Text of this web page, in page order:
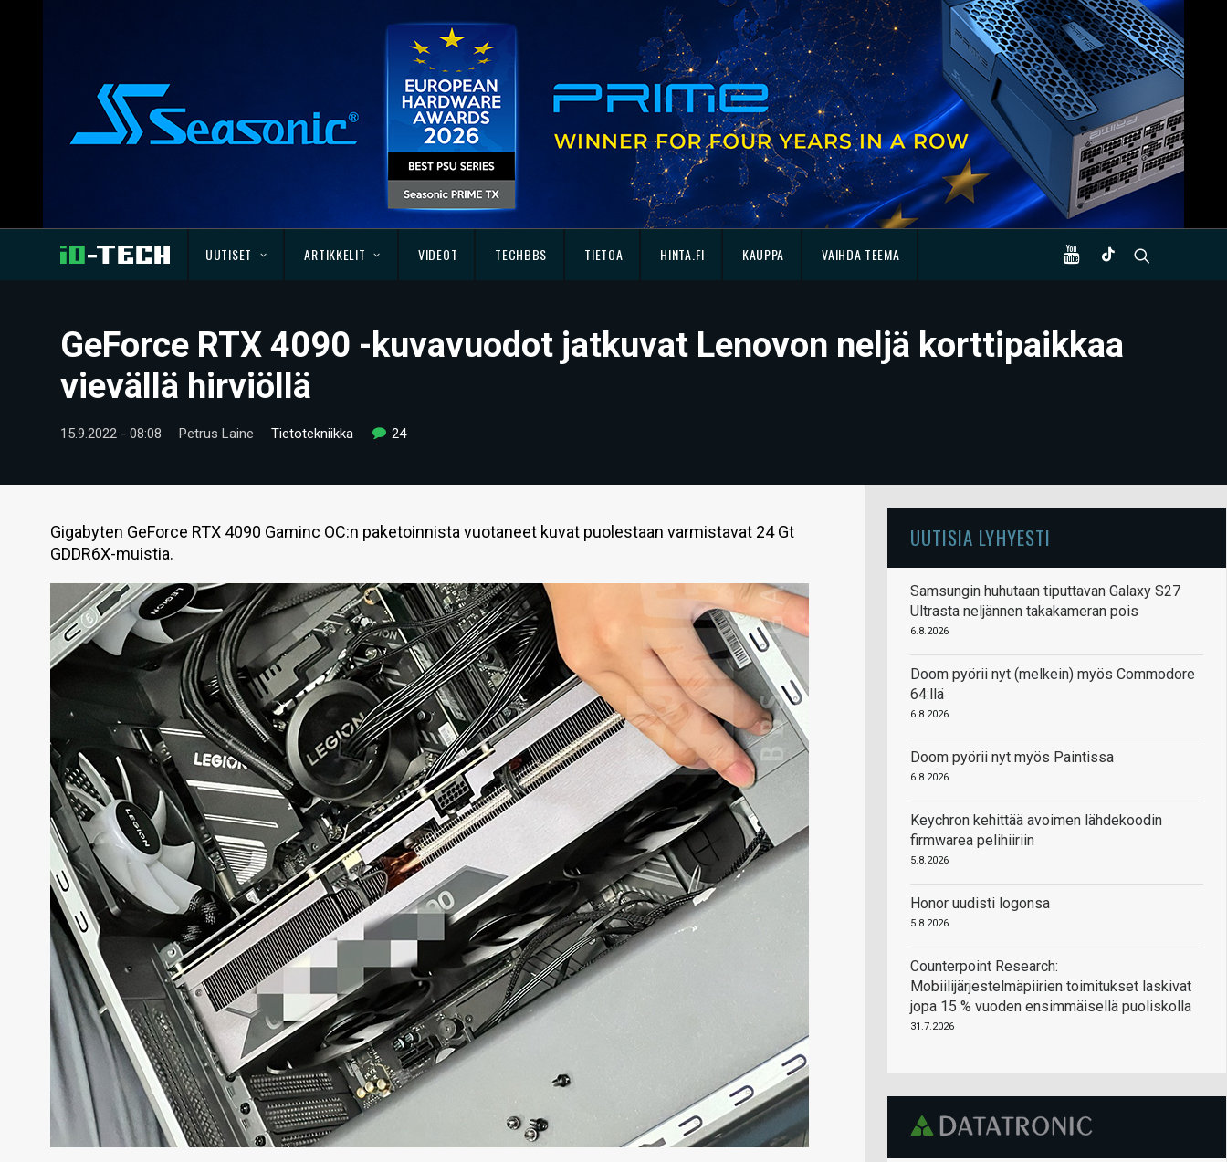
UUTISET ARTIKKELIT VIDEOT TECHBBS TIETOA HINTA.FI KAUPPA VAIHDA TEEMA
GeForce RTX 4090 -kuvavuodot jatkuvat Lenovon neljä korttipaikkaa
vievällä hirviöllä
15.9.2022 - 08:08 Petrus Laine Tietotekniikka 24
Gigabyten GeForce RTX 4090 Gaminc OC:n paketoinnista vuotaneet kuvat puolestaan varmistavat 24 Gt
GDDR6X-muistia.
UUTISIA LYHYESTI
Samsungin huhutaan tiputtavan Galaxy S27
Ultrasta neljännen takakameran pois
6.8.2026
Doom pyörii nyt (melkein) myös Commodore
64:llä
6.8.2026
Doom pyörii nyt myös Paintissa
6.8.2026
Keychron kehittää avoimen lähdekoodin
firmwarea pelihiiriin
5.8.2026
Honor uudisti logonsa
5.8.2026
Counterpoint Research:
Mobiilijärjestelmäpiirien toimitukset laskivat
jopa 15 % vuoden ensimmäisellä puoliskolla
31.7.2026